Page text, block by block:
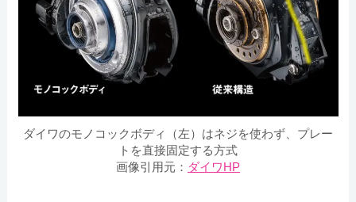
ダイワのモノコックボディ（左）はネジを使わず、プレー
トを直接固定する方式
画像引用元： ダイワHP